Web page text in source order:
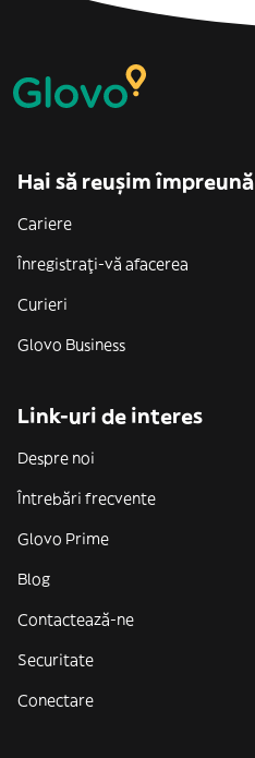
Hai să reușim împreună
Cariere
Înregistrați-vă afacerea
Curieri
Glovo Business
Link-uri de interes
Despre noi
Întrebări frecvente
Glovo Prime
Blog
Contactează-ne
Securitate
Conectare